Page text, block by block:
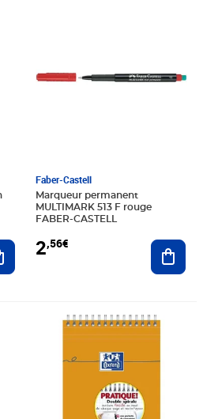
Ajouter au panier
Faber-Castell
Marqueur permanent
MULTIMARK 513 F rouge
FABER-CASTELL
2,56€
Prix 6,02€